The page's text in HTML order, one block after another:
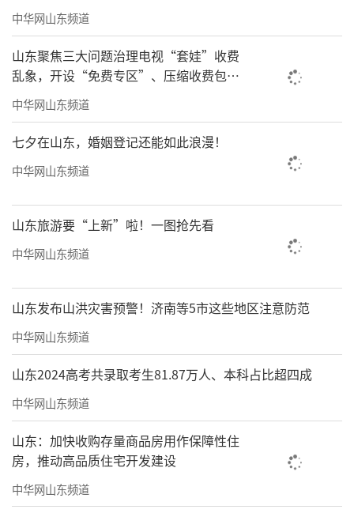
中华网山东频道
山东聚焦三大问题治理电视“套娃”收费
乱象，开设“免费专区”、压缩收费包比
例70%以上
中华网山东频道
七夕在山东，婚姻登记还能如此浪漫！
中华网山东频道
山东旅游要“上新”啦！一图抢先看
中华网山东频道
山东发布山洪灾害预警！济南等5市这些地区注意防范
中华网山东频道
山东2024高考共录取考生81.87万人、本科占比超四成
中华网山东频道
山东：加快收购存量商品房用作保障性住
房，推动高品质住宅开发建设
中华网山东频道